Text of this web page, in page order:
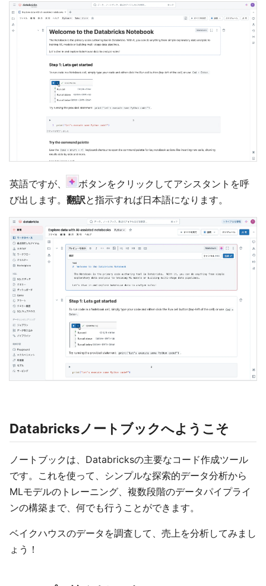
英語ですが、
ボタンをクリックしてアシスタントを呼
び出します。 翻訳と指示すれば日本語になります。
Databricksノートブックへようこそ
ノートブックは、Databricksの主要なコード作成ツール
です。これを使って、シンプルな探索的データ分析から
MLモデルのトレーニング、複数段階のデータパイプライ
ンの構築まで、何でも行うことができます。
ベイクハウスのデータを調査して、売上を分析してみまし
ょう！